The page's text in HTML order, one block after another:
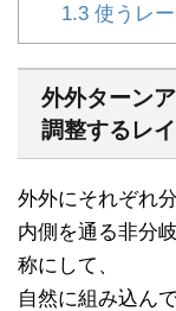
1.3使うレ
外外ターン
調整するレ
外外にそれぞれ
内側を通る非分
称にして、
自然に組み込ん